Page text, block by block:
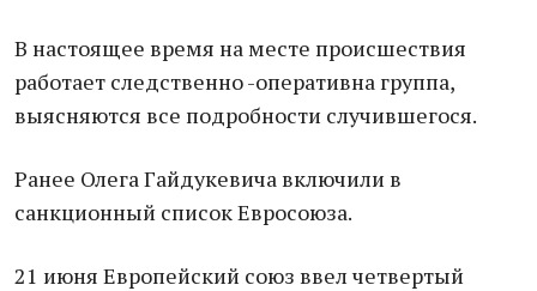
В настоящее время на месте происшествия
работает следственно -оперативна группа,
выясняются все подробности случившегося.
Ранее Олега Гайдукевича включили в
санкционный список Евросоюза.
21 июня Европейский союз ввел четвертый